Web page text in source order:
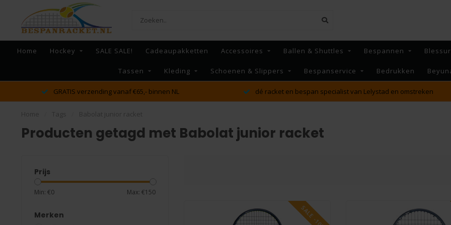
Home Hockey SALE SALE! Cadeaupakketten Accessoires Ballen & Shuttles Bespannen
Tassen Kleding Schoenen & Slippers Bespanservice Bedrukken
vanaf €65,- binnen NL dé racket en bespan specialist van Lelystad en omstreken
MAANDAG t/
Producten getagd met Babolat junior racket
Prijs
Min: €0 Max: €150
Merken SALE -10%